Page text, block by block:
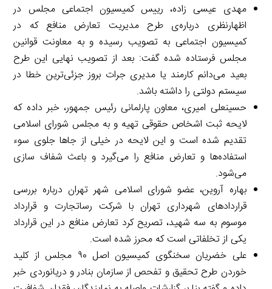
مهدی عیسی زاده، رییس کمیسیون اجتماعی مجلس در
اظهارنظری درباره‌ی طرح مدیریت تعارض منافع که در
کمیسیون اجتماعی به تصویب رسیده و به معاونت قوانین
مجلس فرستاده شده گفت: بعد از تصویب نهایی این طرح
بعید می‌دانم کارمند یا مدیری جرات بروز جزئی‌ترین خطا در
سیستم دولتی را داشته باشد.
حسینعلی امیری، معاون پارلمانی رئیس جمهور، خبر داده که
لایحه ثبت اشخاص حقوقی تهیه و به مجلس شورای اسلامی
تقدیم شده است و این لایحه در خیلی از جاها جلوی سوء
استفاده‌ها و تعارض منافع را می‌گیرد و باعث شفاف سازی
می‌شود.
بهاره آروین، عضو شورای اسلامی شهر تهران درباره بررسی
قراردادهای شهرداری تهران با شرکت رساتجارت و قرارداد
موسوم به سه شهید، تصریح کرد تعارض منافع در این قرارداد
یکی از تخلفاتی است که محرز شده است.
علی خضریان سخنگوی کمیسیون اصل ۹۰ مجلس از کلید
خوردن طرح تحقیق و تفحص از سازمان بنادر و دریانوردی خبر